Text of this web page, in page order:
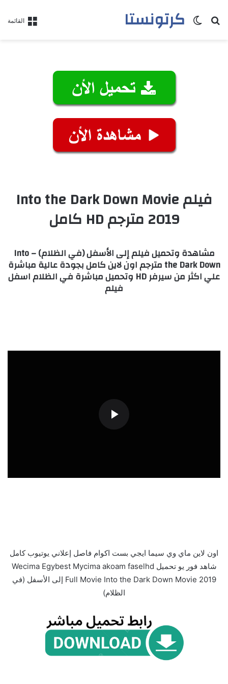
القائمة كرتونستابحث عنالوضع المظلم
فيلم Into the Dark Down Movie
2019 مترجم HD كامل
مشاهدة وتحميل فيلم إلى الأسفل (في الظلام) – Into
the Dark Down مترجم اون لاين كامل بجودة عالية مباشرة
علي اكثر من سيرفر HD وتحميل مباشرة في الظلام اسفل
فيلم
اون لاين ماي وي سيما ايجي بست اكوام فاصل إعلاني يوتيوب كامل
شاهد فور يو تحميل Wecima Egybest Mycima akoam faselhd
Full Movie Into the Dark Down Movie 2019 إلى الأسفل (في
الظلام)